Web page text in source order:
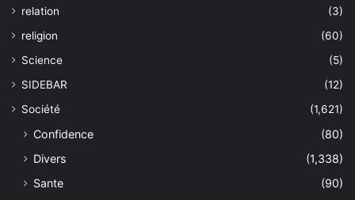
relation
(3)
religion
(60)
Science
(5)
SIDEBAR
(12)
Société
(1,621)
Confidence
(80)
Divers
(1,338)
Sante
(90)